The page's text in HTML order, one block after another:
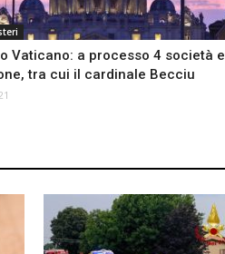
Vaticano: a processo 4 società e
tra cui il cardinale Becciu